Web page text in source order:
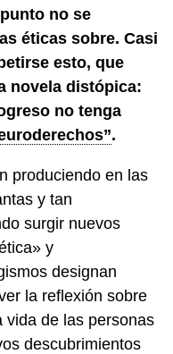
no se
éticas sobre. Casi
esto, que
novela distópica:
no tenga
.
produciendo en las
y tan
surgir nuevos
y
designan
la reflexión sobre
vida de las personas
descubrimientos